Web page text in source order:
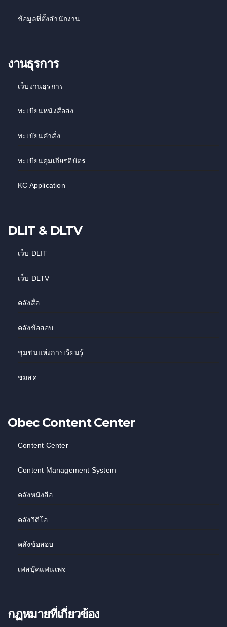
ข้อมูลที่ตั้งสำนักงาน
งานธุรการ
เว็บงานธุรการ
ทะเบียนหนังสือส่ง
ทะเบัยนคำสั่ง
ทะเบียนคุมเกียรติบัตร
KC Application
DLIT & DLTV
เว็บ DLIT
เว็บ DLTV
คลังสื่อ
คลังข้อสอบ
ชุมชนแห่งการเรียนรู้
ชมสด
Obec Content Center
Content Center
Content Management System
คลังหนังสือ
คลังวิดีโอ
คลังข้อสอบ
เฟสบุ๊คแฟนเพจ
กฏหมายที่เกี่ยวข้อง